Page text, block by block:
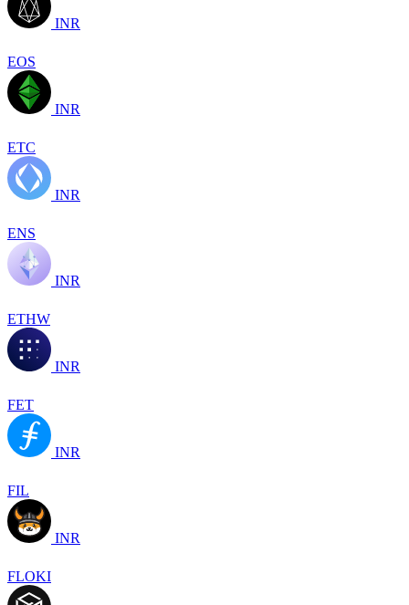
INR
EOS
INR
ETC
INR
ENS
INR
ETHW
INR
FET
INR
FIL
INR
FLOKI